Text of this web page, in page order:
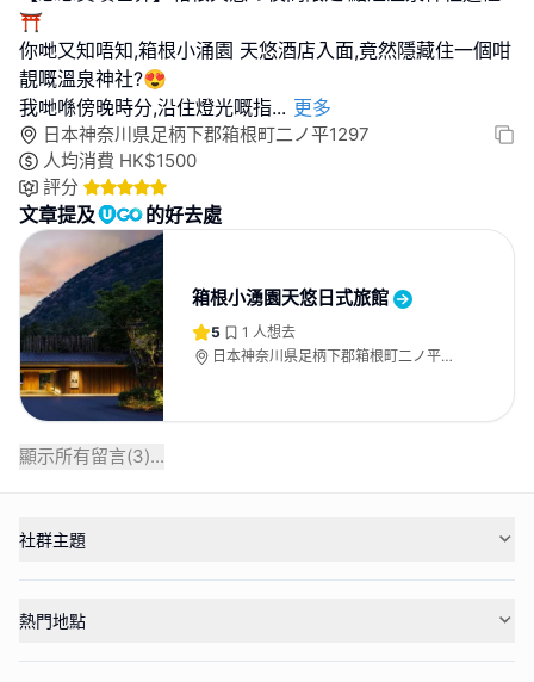
⛩️
你哋又知唔知,箱根小涌園 天悠酒店入面,竟然隱藏住一個咁
靚嘅溫泉神社?😍
我哋喺傍晚時分,沿住燈光嘅指... 更多
日本神奈川県足柄下郡箱根町二ノ平1297
人均消費 HK$1500
評分
文章提及 的好去處
箱根小湧園天悠日式旅館
5 1 人想去
日本神奈川県足柄下郡箱根町二ノ平
顯示所有留言(3)...
社群主題
熱門地點